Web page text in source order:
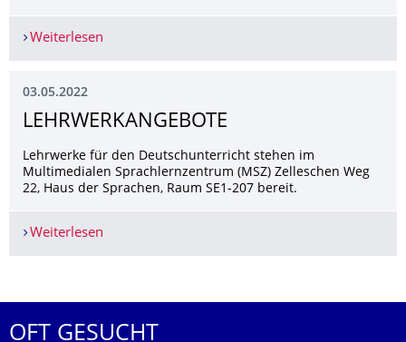
Weiterlesen
03.05.2022
LEHRWERKANGEBOTE
Lehrwerke für den Deutschunterricht stehen im
Multimedialen Sprachlernzentrum (MSZ) Zelleschen Weg
22, Haus der Sprachen, Raum SE1-207 bereit.
Weiterlesen
OFT GESUCHT